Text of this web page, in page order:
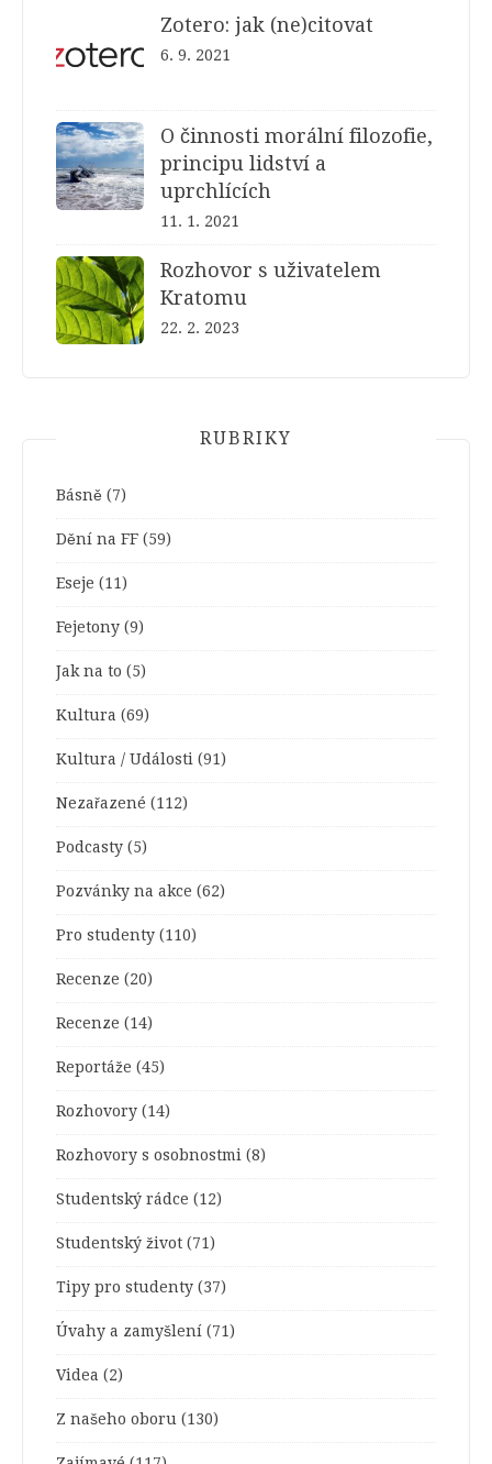
Zotero: jak (ne)citovat
6. 9. 2021
O činnosti morální filozofie,
principu lidství a
uprchlících
11. 1. 2021
Rozhovor s uživatelem
Kratomu
22. 2. 2023
RUBRIKY
Básně (7)
Dění na FF (59)
Eseje (11)
Fejetony (9)
Jak na to (5)
Kultura (69)
Kultura / Události (91)
Nezařazené (112)
Podcasty (5)
Pozvánky na akce (62)
Pro studenty (110)
Recenze (20)
Recenze (14)
Reportáže (45)
Rozhovory (14)
Rozhovory s osobnostmi (8)
Studentský rádce (12)
Studentský život (71)
Tipy pro studenty (37)
Úvahy a zamyšlení (71)
Videa (2)
Z našeho oboru (130)